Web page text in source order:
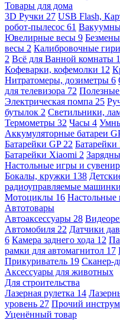
Товары для дома
3D Ручки 27 USB Flash,
робот-пылесос 61
Ювелирные весы 9 Безмены
весы 2 Калибровочные гири
2 Всё для Ванной комнаты
Кофеварки, кофемолки 12
Нитратомеры, дозиметры 6
для телевизора 72
Электрическая помпа 25
бутылок 2 Светильники,
Термометры 32 Часы 4
Аккумуляторные батареи
Батарейки GP 22
Батарейки Xiaomi 2
Настольные игры и
Бокалы, кружки 138
радиоуправляемые машинки
Мотоциклы 16 Настольные
Автотовары
Автоаксессуары 28
Автомобиля 22 Датчики
6 Камера заднего хода 12
рамки для автомагнитол 17
Прикуриватель 19 Сканер-
Аксессуары для животных
Для строительства
Лазерная рулетка 14
уровень 27 Прочий
Уценённый товар